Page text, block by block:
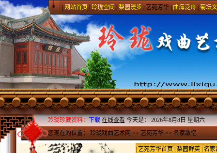
网站首页 玲珑空间 梨园漫步 艺苑芳华 曲海泛舟 菊坛
玲珑珍藏资料：下载 在线查看今天是：2026年8月8日 星期六
您现在的位置：玲珑戏曲艺术网>>艺苑芳华>>名家散忆
艺苑芳华首页 梨园群英 名